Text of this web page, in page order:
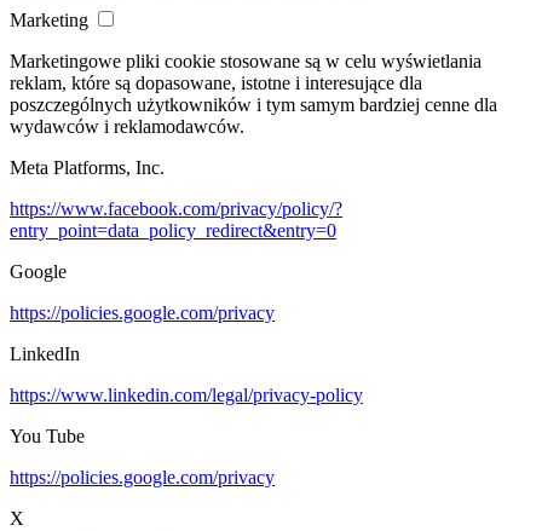
Marketing
Marketingowe pliki cookie stosowane są w celu wyświetlania
reklam, które są dopasowane, istotne i interesujące dla
poszczególnych użytkowników i tym samym bardziej cenne dla
wydawców i reklamodawców.
Meta Platforms, Inc.
https://www.facebook.com/privacy/policy/?
entry_point=data_policy_redirect&entry=0
Google
https://policies.google.com/privacy
LinkedIn
https://www.linkedin.com/legal/privacy-policy
You Tube
https://policies.google.com/privacy
X